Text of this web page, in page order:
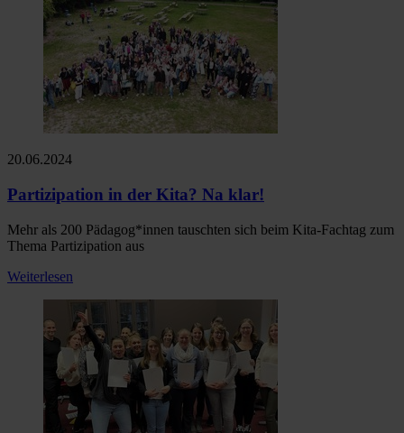
20.06.2024
Partizipation in der Kita? Na klar!
Mehr als 200 Pädagog*innen tauschten sich beim Kita-Fachtag zum
Thema Partizipation aus
Weiterlesen